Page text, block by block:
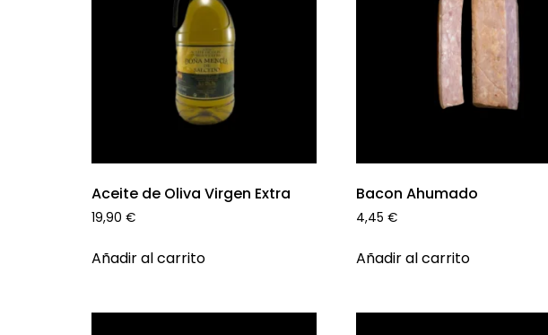
Aceite de Oliva Virgen Extra
19,90 €
Añadir al carrito
Bacon Ahumado
4,45 €
Añadir al carrito